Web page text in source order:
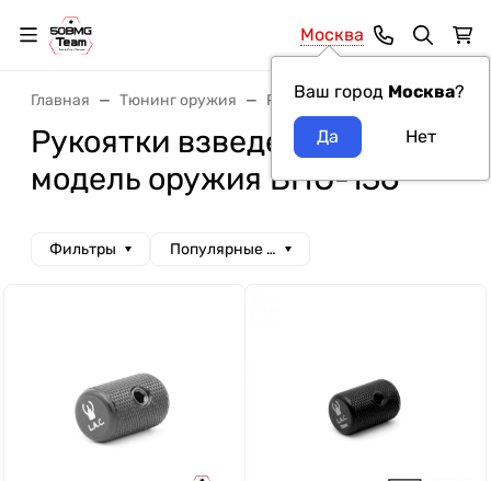
Москва
Ваш город Москва?
Главная Тюнинг оружия Рукоятки взведения
Рукоятки взведения LAC
модель оружия ВПО-136
Фильтры Популярные сначала